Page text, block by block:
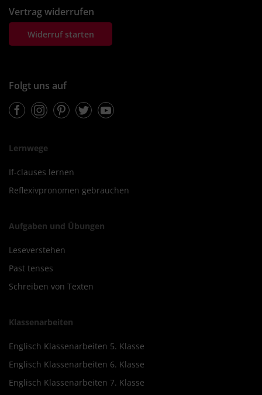
Vertrag widerrufen
Widerruf starten
Folgt uns auf
FacebookInstagramPinterestTwitterYoutube
Lernwege
If-clauses lernen
Reflexivpronomen gebrauchen
Aufgaben und Übungen
Leseverstehen
Past tenses
Schreiben von Texten
Klassenarbeiten
Englisch Klassenarbeiten 5. Klasse
Englisch Klassenarbeiten 6. Klasse
Englisch Klassenarbeiten 7. Klasse